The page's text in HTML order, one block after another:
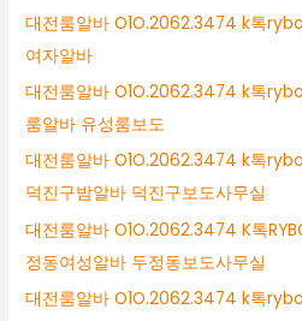
대전룸알바 O1O.2062.3474 k톡
여자알바
대전룸알바 O1O.2062.3474 k톡
룸알바 유성룸보도
대전룸알바 O1O.2062.3474 k톡
덕진구밤알바 덕진구보도사무실
대전룸알바 O1O.2062.3474 K톡
정동여성알바 두정동보도사무실
대전룸알바 O1O.2062.3474 k톡